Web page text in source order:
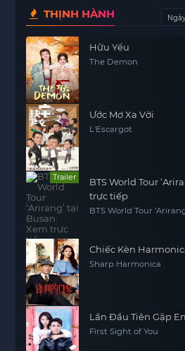
THỊNH HÀNH Ngày
Hữu Yểu
The Demon
Ước Mơ Xa Vời
L'Escargot
Trailer
BTS World Tour
trực tiếp
BTS World Tour
Chiếc Kèn
Sharp Harmonica
Lần Đầu Tiên Gặp
First Sight of You